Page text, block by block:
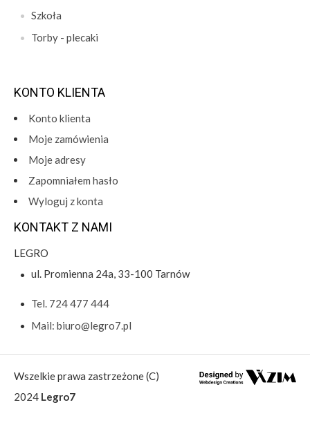
Szkoła
Torby - plecaki
KONTO KLIENTA
Konto klienta
Moje zamówienia
Moje adresy
Zapomniałem hasło
Wyloguj z konta
KONTAKT Z NAMI
LEGRO
ul. Promienna 24a, 33-100 Tarnów
Tel. 724 477 444
Mail: biuro@legro7.pl
Wszelkie prawa zastrzeżone (C)
2024 Legro7